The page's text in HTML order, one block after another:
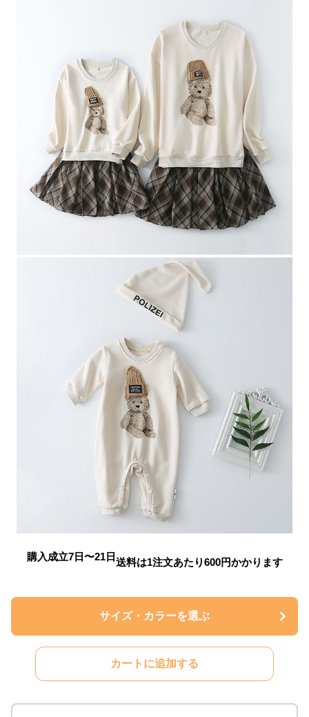
購入成立7日〜21日送料は1注文あたり600円かかります
サイズ・カラーを選ぶ
カートに追加する